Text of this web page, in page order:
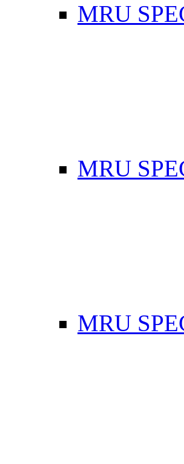
MRU
MRU
MRU